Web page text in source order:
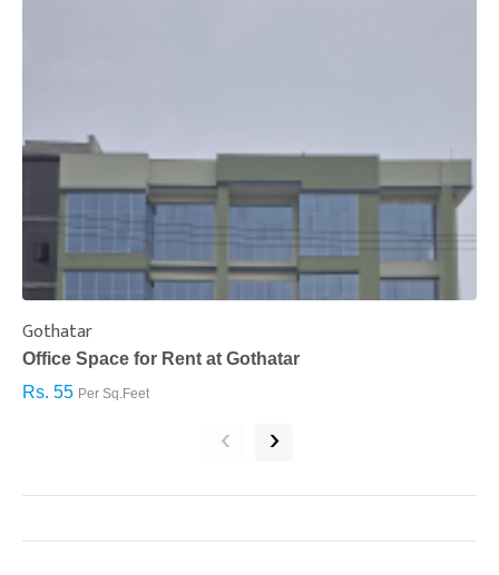
Gothatar
Office Space for Rent at Gothatar
Rs. 55 Per Sq.Feet
‹ ›